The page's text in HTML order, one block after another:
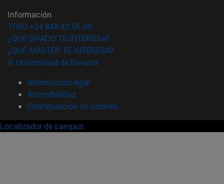
Información
TFNO +34 948 42 56 00
¿QUÉ GRADO TE INTERESA?
¿QUÉ MÁSTER TE INTERESA?
© Universidad de Navarra
Información legal
Accesibilidad
Configuración de cookies
Localizador de campus